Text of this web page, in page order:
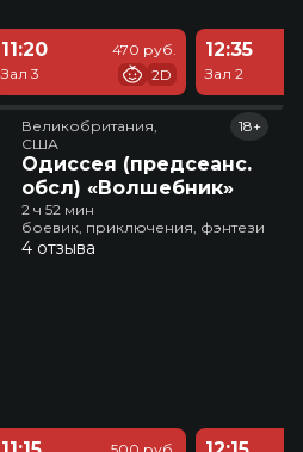
11:20
Зал 3
470 руб.
2D
12:35
Зал 2
Великобритания,
США
Одиссея (предсеанс.
обсл) «Волшебник»
18+
2 ч 52 мин
боевик, приключения, фэнтези
4 отзыва
500 руб.